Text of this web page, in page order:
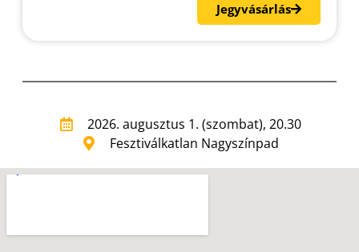
Jegyvásárlás
2026. augusztus 1. (szombat), 20.30
Fesztiválkatlan Nagyszínpad